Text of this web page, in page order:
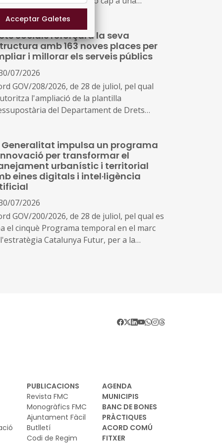
Socials reforçarà la seva
amb 163 noves places per
i millorar els serveis públics
07/2026
GOV/208/2026, de 28 de juliol, pel qual
l'ampliació de la plantilla
del Departament de Drets
Generalitat impulsa un programa
per transformar el
urbanístic i territorial
eines digitals i intel·ligència
07/2026
GOV/200/2026, de 28 de juliol, pel qual es
el cinquè Programa temporal en el marc
Catalunya Futur, per a la
PUBLICACIONS
Revista FMC
Monogràfics FMC
Ajuntament Fàcil
Butlletí
Codi de Regim
AGENDA
MUNICIPIS
BANC DE BONES
PRÀCTIQUES
ACORD COMÚ
FITXER